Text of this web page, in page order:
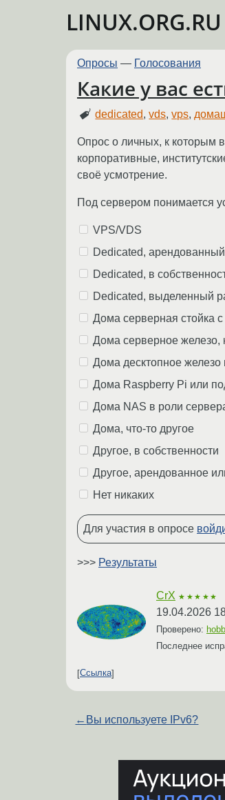
LINUX.ORG.RU
Опросы — Голосования
Какие у вас
dedicated,vds,vps,
Опрос о личных, к которым
корпоративные,
своё усмотрение.
Под сервером понимается
VPS/VDS
Dedicated, арендованный
Dedicated, в
Dedicated, выделенный
Дома серверная стойка
Дома серверное железо,
Дома десктопное железо
Дома Raspberry Pi или
Дома NAS в роли
Дома, что-то другое
Другое, в собственности
Другое, арендованное
Нет никаких
Для участия в опросе
>>> Результаты
CrX ★★★★★
19.04.2026
Проверено:
Последнее
Ссылка
← Вы используете IPv6?